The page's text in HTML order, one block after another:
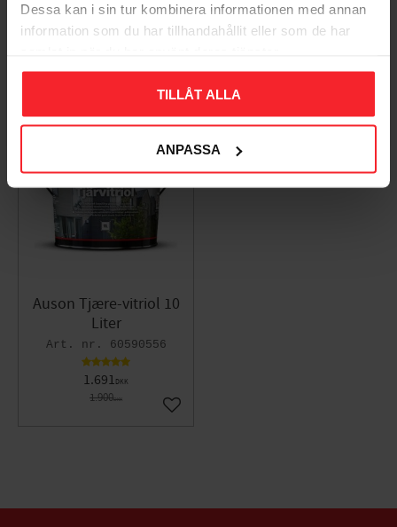
Dessa kan i sin tur kombinera informationen med annan
information som du har tillhandahållit eller som de har
TILLÅT ALLA
ANPASSA
Populära produkter
Auson Tjære-vitriol 10
Liter
60590556
1.691DKK
1.900DKK
Gem som favorit